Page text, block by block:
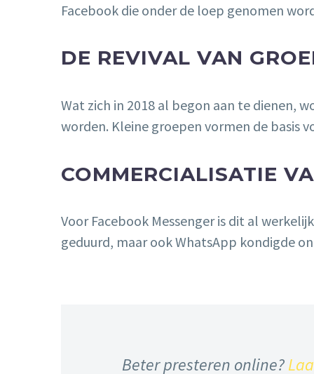
Facebook die onder de loep genomen
DE REVIVAL VAN
Wat zich in 2018 al begon aan te dienen,
worden. Kleine groepen vormen de basis
COMMERCIALISATIE
Voor Facebook Messenger is dit al
geduurd, maar ook WhatsApp kondigde
Beter presteren online?